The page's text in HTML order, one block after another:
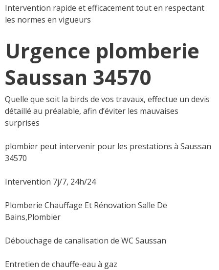
Intervention rapide et efficacement tout en respectant
les normes en vigueurs
Urgence plomberie
Saussan 34570
Quelle que soit la birds de vos travaux, effectue un devis
détaillé au préalable, afin d’éviter les mauvaises
surprises
plombier peut intervenir pour les prestations à Saussan
34570
Intervention 7j/7, 24h/24
Plomberie Chauffage Et Rénovation Salle De
Bains,Plombier
Débouchage de canalisation de WC Saussan
Entretien de chauffe-eau à gaz